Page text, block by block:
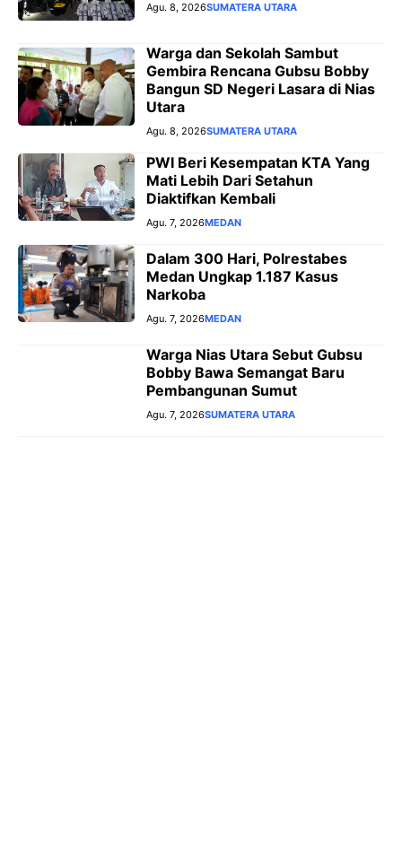
Agu. 8, 2026SUMATERA UTARA
Warga dan Sekolah Sambut
Gembira Rencana Gubsu Bobby
Bangun SD Negeri Lasara di Nias
Utara
Agu. 8, 2026SUMATERA UTARA
PWI Beri Kesempatan KTA Yang
Mati Lebih Dari Setahun
Diaktifkan Kembali
Agu. 7, 2026MEDAN
Dalam 300 Hari, Polrestabes
Medan Ungkap 1.187 Kasus
Narkoba
Agu. 7, 2026MEDAN
Warga Nias Utara Sebut Gubsu
Bobby Bawa Semangat Baru
Pembangunan Sumut
Agu. 7, 2026SUMATERA UTARA